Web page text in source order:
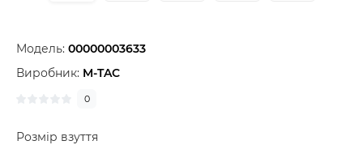
Модель: 00000003633
Виробник: M-TAC
0
Розмір взуття